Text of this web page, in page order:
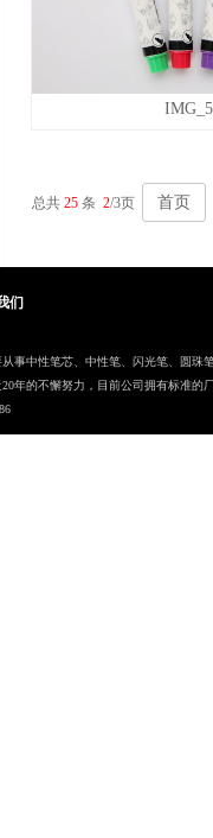
总共 25 条 2/3页 首页
们
事中性笔芯、中性笔、闪光笔、圆珠
年的不懈努力，目前公司拥有标准的